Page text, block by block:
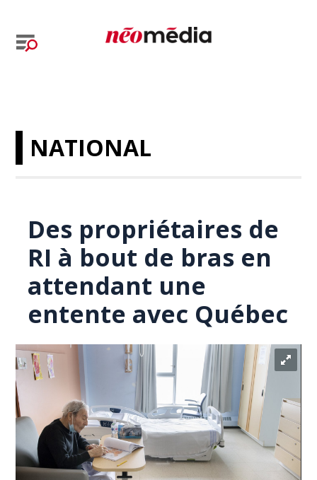
NATIONAL
Des propriétaires de
RI à bout de bras en
attendant une
entente avec Québec